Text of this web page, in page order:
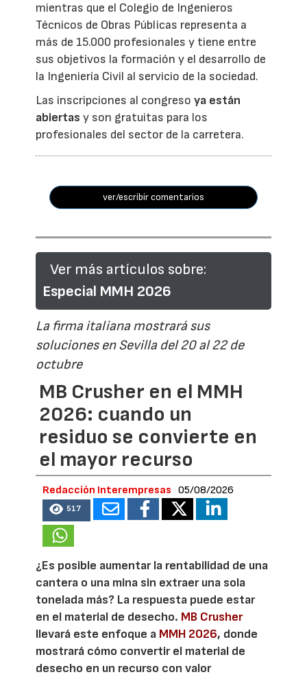
mientras que el Colegio de Ingenieros
Técnicos de Obras Públicas representa a
más de 15.000 profesionales y tiene entre
sus objetivos la formación y el desarrollo de
la Ingeniería Civil al servicio de la sociedad.
Las inscripciones al congresoya están
abiertas y son gratuitas para los
profesionales del sector de la carretera.
ver/escribir comentarios
Ver más artículos sobre:
Especial MMH 2026
La firma italiana mostrará sus
soluciones en Sevilla del 20 al 22 de
octubre
MB Crusher en el MMH
2026: cuando un
residuo se convierte en
el mayor recurso
Redacción Interempresas 05/08/2026
517
¿Es posible aumentar la rentabilidad de una
cantera o una mina sin extraer una sola
tonelada más? La respuesta puede estar
en el material de desecho. MB Crusher
llevará este enfoque a MMH 2026, donde
mostrará cómo convertir el material de
desecho en un recurso con valor